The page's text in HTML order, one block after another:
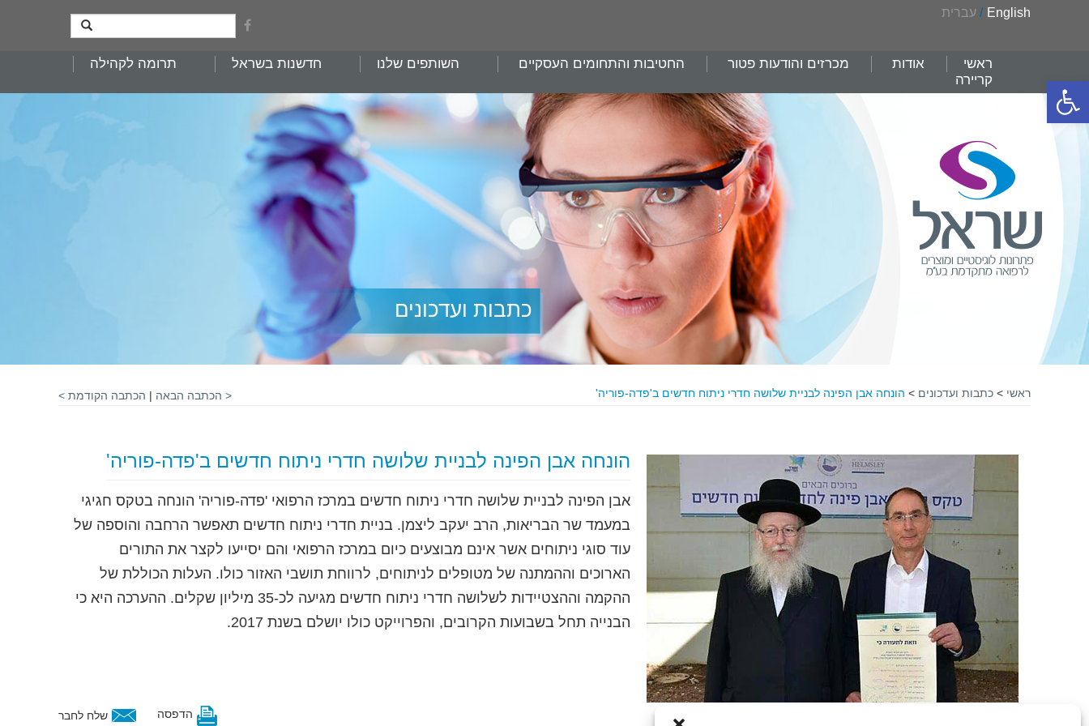
פתח סרגל נגישות
English
/ עברית
ראשי אודות מכרזים והודעות פטור החטיבות והתחומים העסקיים השותפים שלנו חדשנות בשראל
תרומה לקהילה
קריירה
כתבות ועדכונים
ראשי > כתבות ועדכונים > הונחה אבן הפינה לבניית שלושה חדרי ניתוח חדשים ב'פדה-פוריה' < הכתבה הבאה | הכתבה הקודמת >
הונחה אבן הפינה לבניית שלושה חדרי ניתוח חדשים ב'פדה-פוריה'
אבן הפינה לבניית שלושה חדרי ניתוח חדשים במרכז הרפואי 'פדה-פוריה' הונחה בטקס חגיגי
במעמד שר הבריאות, הרב יעקב ליצמן. בניית חדרי ניתוח חדשים תאפשר הרחבה והוספה של
עוד סוגי ניתוחים אשר אינם מבוצעים כיום במרכז הרפואי והם יסייעו לקצר את התורים
הארוכים וההמתנה של מטופלים לניתוחים, לרווחת תושבי האזור כולו. העלות הכוללת של
ההקמה וההצטיידות לשלושה חדרי ניתוח חדשים מגיעה לכ-35 מיליון שקלים. ההערכה היא כי
הבנייה תחל בשבועות הקרובים, והפרוייקט כולו יושלם בשנת 2017.
שלח לחבר הדפסה